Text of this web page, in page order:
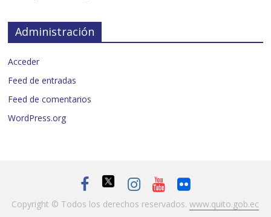
Administración
Acceder
Feed de entradas
Feed de comentarios
WordPress.org
Copyright © Todos los derechos reservados.www.quito.gob.ec